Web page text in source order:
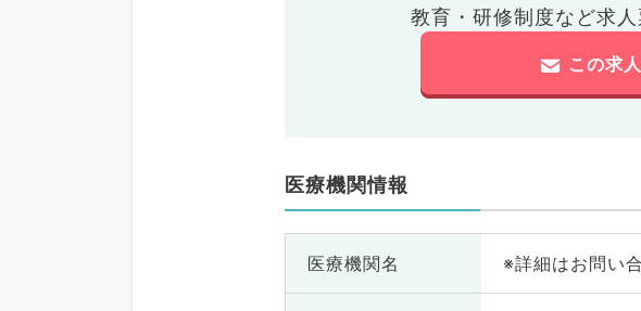
教育・研修制度など求
この求
医療機関情報
医療機関名 ※詳細はお問い